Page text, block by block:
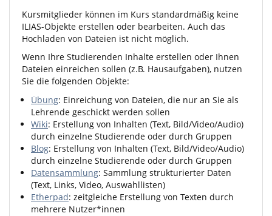
Kursmitglieder können im Kurs standardmäßig keine
ILIAS-Objekte erstellen oder bearbeiten. Auch das
Hochladen von Dateien ist nicht möglich.
Wenn Ihre Studierenden Inhalte erstellen oder Ihnen
Dateien einreichen sollen (z.B. Hausaufgaben), nutzen
Sie die folgenden Objekte:
Übung: Einreichung von Dateien, die nur an Sie als
Lehrende geschickt werden sollen
Wiki: Erstellung von Inhalten (Text, Bild/Video/Audio)
durch einzelne Studierende oder durch Gruppen
Blog: Erstellung von Inhalten (Text, Bild/Video/Audio)
durch einzelne Studierende oder durch Gruppen
Datensammlung: Sammlung strukturierter Daten
(Text, Links, Video, Auswahllisten)
Etherpad: zeitgleiche Erstellung von Texten durch
mehrere Nutzer*innen